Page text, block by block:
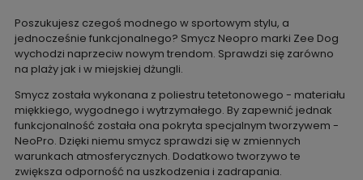
Poszukujesz czegoś modnego w sportowym stylu, a
jednocześnie funkcjonalnego? Smycz Neopro marki Zee Dog
wychodzi naprzeciw nowym trendom. Sprawdzi się zarówno
na plaży jak i w miejskiej dżungli.
Smycz została wykonana z poliestru tetetonowego - materiału
miękkiego, wygodnego i wytrzymałego. By zapewnić jednak
funkcjonalność została ona pokryta specjalnym tworzywem -
NeoPro. Dzięki niemu smycz sprawdzi się w zmiennych
warunkach atmosferycznych. Dodatkowo tworzywo te
zwiększa odporność na uszkodzenia i zadrapania.